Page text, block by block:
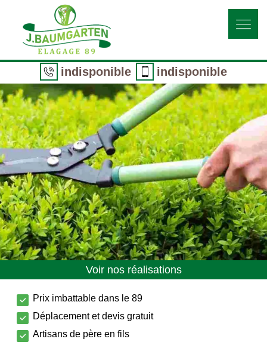
indisponible indisponible
Voir nos réalisations
Prix imbattable dans le 89
Déplacement et devis gratuit
Artisans de père en fils